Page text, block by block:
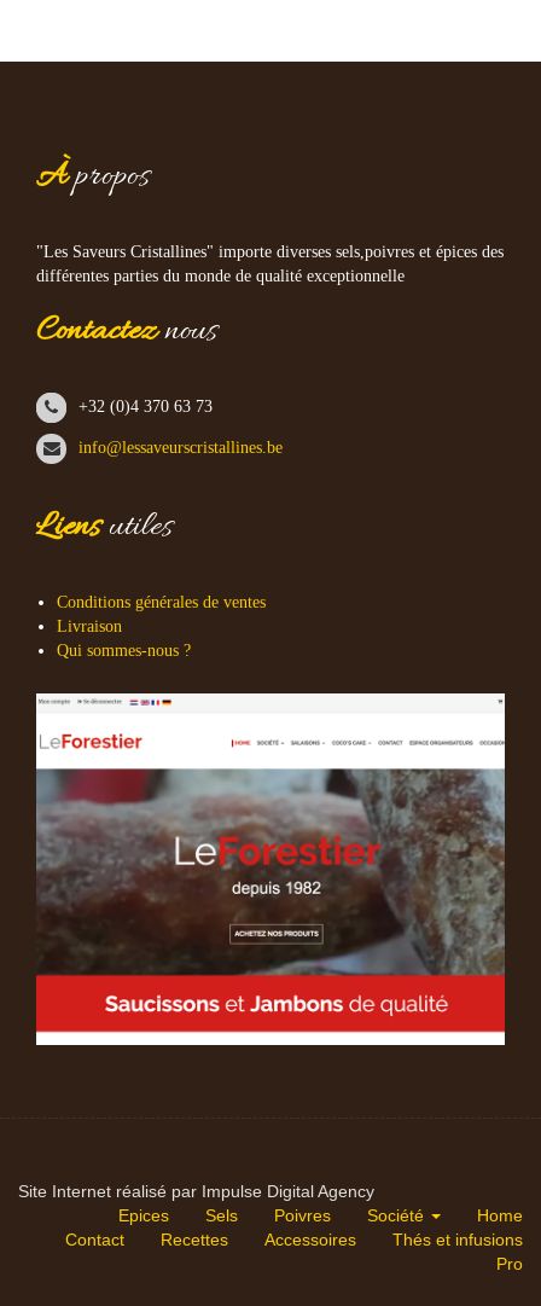
Àpropos
"Les Saveurs Cristallines" importe diverses sels,poivres et épices des
différentes parties du monde de qualité exceptionnelle
Contacteznous
+32 (0)4 370 63 73
info@lessaveurscristallines.be
Liensutiles
Conditions générales de ventes
Livraison
Qui sommes-nous ?
Site Internet réalisé par Impulse Digital Agency
Home
Société
Poivres
Sels
Epices
Thés et infusions
Accessoires
Recettes
Contact
Pro